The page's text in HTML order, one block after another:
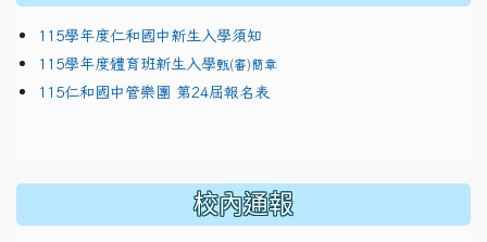
115學年度仁和國中新生入學須知
115學年度體育班新生入學甄(審)簡章
115仁和國中管樂團 第24屆報名表
校內通報